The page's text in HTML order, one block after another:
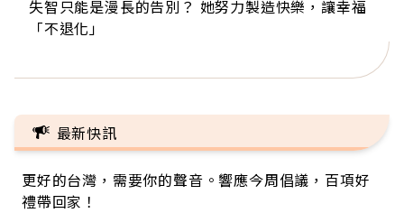
失智只能是漫長的告別？ 她努力製造快樂，讓幸福
「不退化」
來自剛果的巧克力神父 為台灣奉獻36年 「台灣是我
的家，我連作夢都講台語！」
63歲卸矽谷副總、搬回台灣找快樂！「蛋黃哥小
丑」走進安養院，逗樂上萬爺奶：退休後才開始真
104歲打破金氏世界紀錄 成為全球最年長羽球選
手，分享長壽的秘密原來是「這個」
事業巔峰他選擇追夢…黑手阿伯拉小提琴還登上小
巨蛋！連CNN都大讚！
最新快訊
更好的台灣，需要你的聲音。響應今周倡議，百項好
禮帶回家！